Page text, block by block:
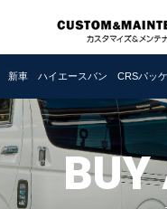
新車 ハイエースバン CRSパッ
BUY